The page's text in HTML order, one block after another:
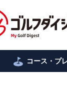
コース・プ